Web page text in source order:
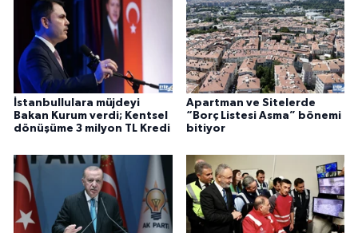
İstanbullulara müjdeyi
Bakan Kurum verdi; Kentsel
dönüşüme 3 milyon TL Kredi
Apartman ve Sitelerde
“Borç Listesi Asma” bönemi
bitiyor